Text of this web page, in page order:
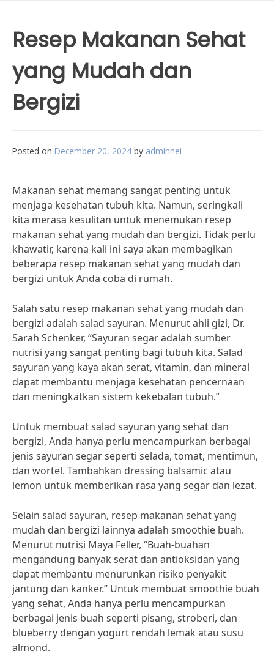
Resep Makanan Sehat
yang Mudah dan
Bergizi
Posted on December 20, 2024 by adminnei
Makanan sehat memang sangat penting untuk
menjaga kesehatan tubuh kita. Namun, seringkali
kita merasa kesulitan untuk menemukan resep
makanan sehat yang mudah dan bergizi. Tidak perlu
khawatir, karena kali ini saya akan membagikan
beberapa resep makanan sehat yang mudah dan
bergizi untuk Anda coba di rumah.
Salah satu resep makanan sehat yang mudah dan
bergizi adalah salad sayuran. Menurut ahli gizi, Dr.
Sarah Schenker, “Sayuran segar adalah sumber
nutrisi yang sangat penting bagi tubuh kita. Salad
sayuran yang kaya akan serat, vitamin, dan mineral
dapat membantu menjaga kesehatan pencernaan
dan meningkatkan sistem kekebalan tubuh.”
Untuk membuat salad sayuran yang sehat dan
bergizi, Anda hanya perlu mencampurkan berbagai
jenis sayuran segar seperti selada, tomat, mentimun,
dan wortel. Tambahkan dressing balsamic atau
lemon untuk memberikan rasa yang segar dan lezat.
Selain salad sayuran, resep makanan sehat yang
mudah dan bergizi lainnya adalah smoothie buah.
Menurut nutrisi Maya Feller, “Buah-buahan
mengandung banyak serat dan antioksidan yang
dapat membantu menurunkan risiko penyakit
jantung dan kanker.” Untuk membuat smoothie buah
yang sehat, Anda hanya perlu mencampurkan
berbagai jenis buah seperti pisang, stroberi, dan
blueberry dengan yogurt rendah lemak atau susu
almond.